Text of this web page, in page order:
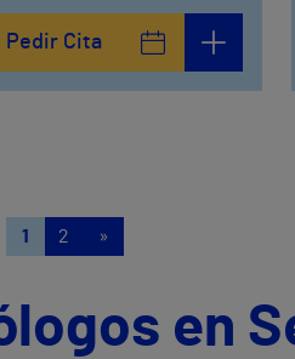
Pedir Cita
1 2 »
en